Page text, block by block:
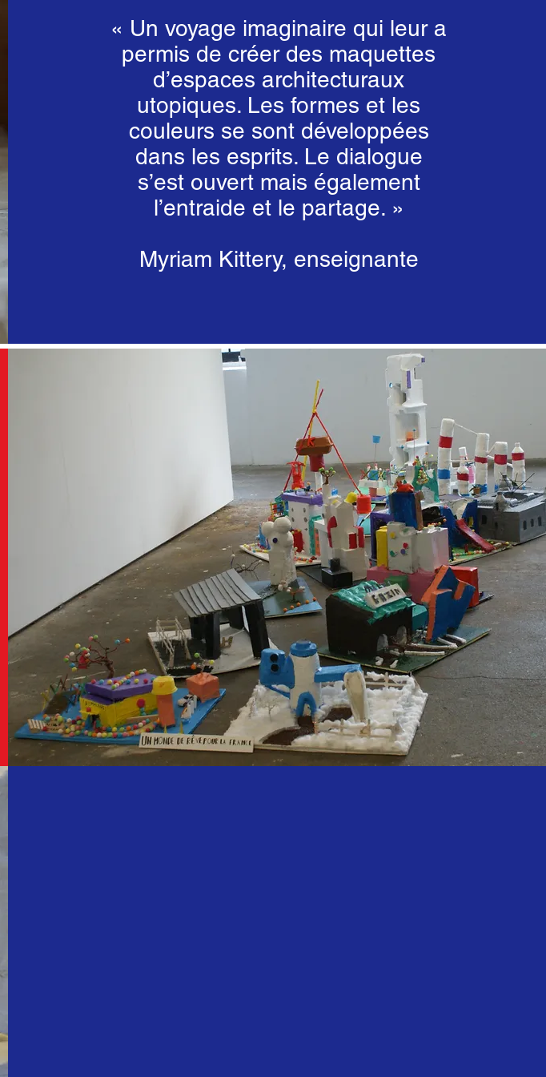
« Cela a permis à la classe de devenir
un groupe plus solidaire, certains élèves
ont pu s’affirmer davantage dans ce type
Stéphanie Idbelkas, enseignante.
« Un voyage imaginaire qui leur a
permis de créer des maquettes
d’espaces architecturaux
utopiques. Les formes et les
couleurs se sont développées
dans les esprits. Le dialogue
s’est ouvert mais également
l’entraide et le partage. »
Myriam Kittery, enseignante